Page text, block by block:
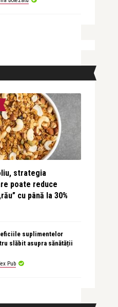
strategia
poate reduce
cu până la 30%
suplimentelor
slăbit asupra sănătății
Pub